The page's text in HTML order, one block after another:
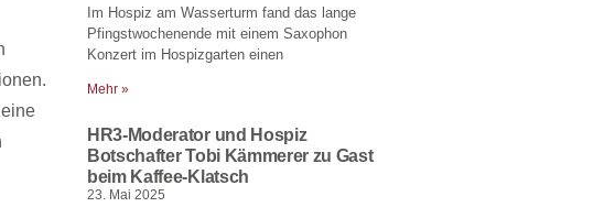
Im Hospiz am Wasserturm fand das lange
Pfingstwochenende mit einem Saxophon
Konzert im Hospizgarten einen
Mehr »
HR3-Moderator und Hospiz
Botschafter Tobi Kämmerer zu Gast
beim Kaffee-Klatsch
23. Mai 2025